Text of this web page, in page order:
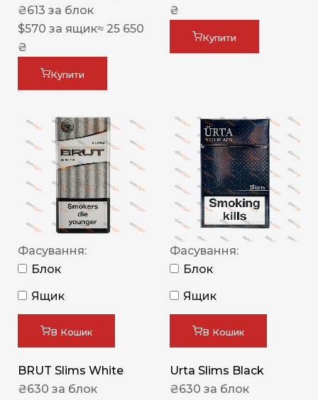
₴613 за блок
$570 за ящик≈ 25 650
₴
Купити
₴
Купити
Фасування:
Блок
Ящик
В Кошик
BRUT Slims White
₴630 за блок
Фасування:
Блок
Ящик
В Кошик
Urta Slims Black
₴630 за блок